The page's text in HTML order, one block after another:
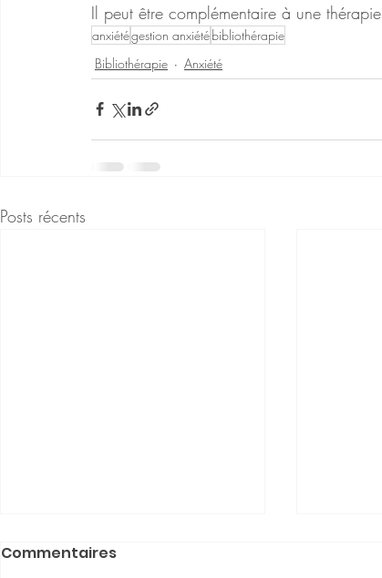
Il peut être complémentaire à une
anxiétégestion anxiétébibliothérapie
Bibliothérapie
Anxiété
Posts récents
Commentaires